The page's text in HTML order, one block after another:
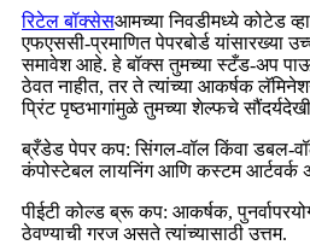
रिटेल बॉक्सेसआमच्या निवडीमध्ये कोटेड
एफएससी-प्रमाणित पेपरबोर्ड यांसारख्या
समावेश आहे. हे बॉक्स तुमच्या स्टँड-अप
ठेवत नाहीत, तर ते त्यांच्या आकर्षक
प्रिंट पृष्ठभागांमुळे तुमच्या शेल्फचे
ब्रँडेड पेपर कप: सिंगल-वॉल किंवा डबल-
कंपोस्टेबल लायनिंग आणि कस्टम आर्टवर्क
पीईटी कोल्ड ब्रू कप: आकर्षक,
ठेवण्याची गरज असते त्यांच्यासाठी उत्तम.